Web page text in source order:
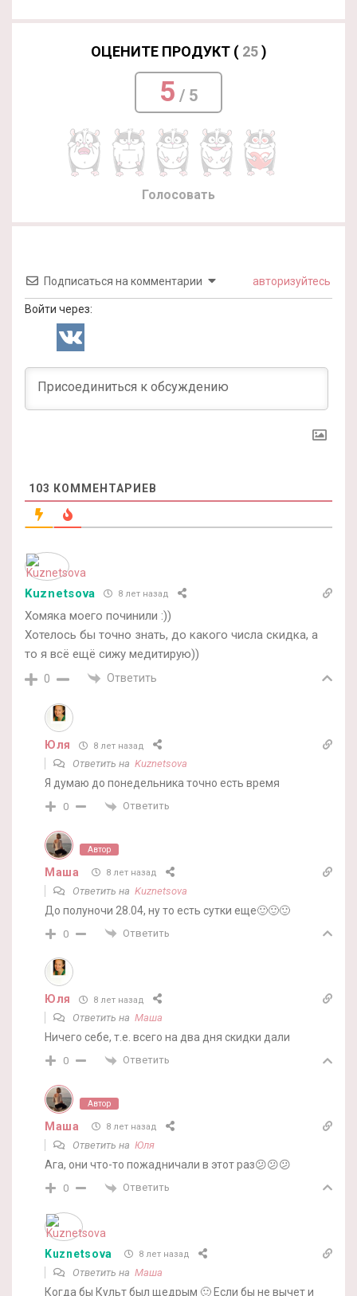
ОЦЕНИТЕ ПРОДУКТ ( 25)
5 / 5
Голосовать
Подписаться на комментарии авторизуйтесь
Войти через:
103 КОММЕНТАРИЕВ
Kuznetsova 8 лет назад
Хомяка моего починили :))
Хотелось бы точно знать, до какого числа скидка, а
то я всё ещё сижу медитирую))
0 Ответить
Юля 8 лет назад
Ответить на Kuznetsova
Я думаю до понедельника точно есть время
0 Ответить
Автор
Маша 8 лет назад
Ответить на Kuznetsova
До полуночи 28.04, ну то есть сутки еще🙂🙂🙂
0 Ответить
Юля 8 лет назад
Ответить на Маша
Ничего себе, т.е. всего на два дня скидки дали
0 Ответить
Автор
Маша 8 лет назад
Ответить на Юля
Ага, они что-то пожадничали в этот раз😕😕😕
0 Ответить
Kuznetsova 8 лет назад
Ответить на Маша
Когда бы Культ был щедрым 🙂 Если бы не вычет и